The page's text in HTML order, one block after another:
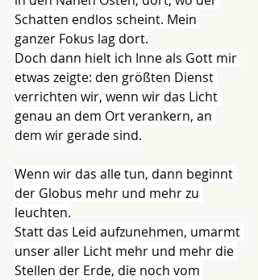
Schatten endlos scheint. Mein
ganzer Fokus lag dort.
Doch dann hielt ich Inne als Gott mir
etwas zeigte: den größten Dienst
verrichten wir, wenn wir das Licht
genau an dem Ort verankern, an
dem wir gerade sind.
Wenn wir das alle tun, dann beginnt
der Globus mehr und mehr zu
leuchten.
Statt das Leid aufzunehmen, umarmt
unser aller Licht mehr und mehr die
Stellen der Erde, die noch vom